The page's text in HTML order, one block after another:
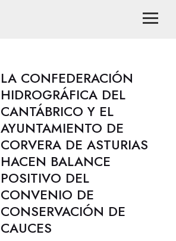
LA CONFEDERACIÓN
HIDROGRÁFICA DEL
CANTÁBRICO Y EL
AYUNTAMIENTO DE
CORVERA DE ASTURIAS
HACEN BALANCE
POSITIVO DEL
CONVENIO DE
CONSERVACIÓN DE
CAUCES